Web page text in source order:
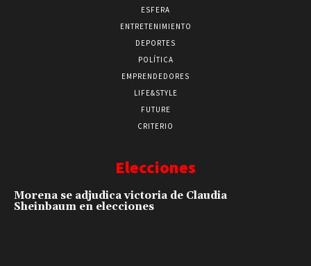
ESFERA
ENTRETENIMIENTO
DEPORTES
POLÍTICA
EMPRENDEDORES
LIFE&STYLE
FUTURE
CRITERIO
Elecciones
Morena se adjudica victoria de Claudia
Sheinbaum en elecciones